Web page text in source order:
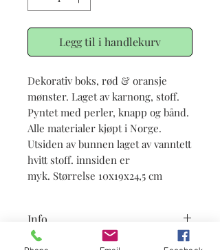
Legg til i handlekurv
Dekorativ boks, rød & oransje
mønster. Laget av karnong, stoff.
Pyntet med perler, knapp og bånd.
Alle materialer kjøpt i Norge.
Utsiden av bunnen laget av vanntett
hvitt stoff. innsiden er
myk. Størrelse 10x19x24,5 cm
Info
Leveringstid ca 4-5 uker. Det kan være